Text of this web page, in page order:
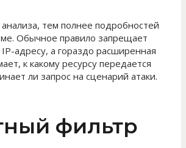
тем полнее подробностей
Обычное правило запрещает
адресу, а гораздо расширенная
к какому ресурсу передается
ли запрос на сценарий атаки.
фильтр